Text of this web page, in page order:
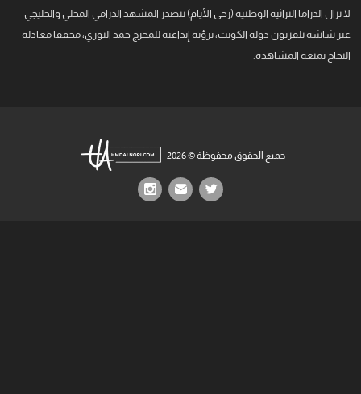
لا تزال الدراما التراثية الوطنية (رحى الأيام) تتصدر المشهد الدرامي المحلي والخليجي
عبر شاشة تلفزيون دولة الكويت، برؤية إبداعية للمخرج حمد النوري، محققا معادلة
النجاح بمتعة المشاهدة.
جميع الحقوق محفوظة © 2026